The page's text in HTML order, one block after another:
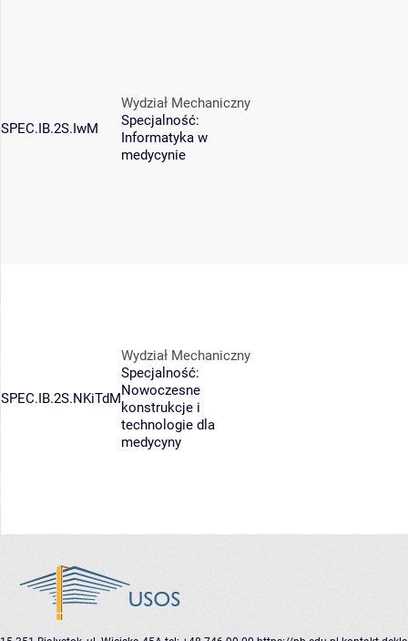
SPEC.IB.2S.IwM
Wydział Mechaniczny
Specjalność:
Informatyka w
medycynie
SPEC.IB.2S.NKiTdM
Wydział Mechaniczny
Specjalność:
Nowoczesne
konstrukcje i
technologie dla
medycyny